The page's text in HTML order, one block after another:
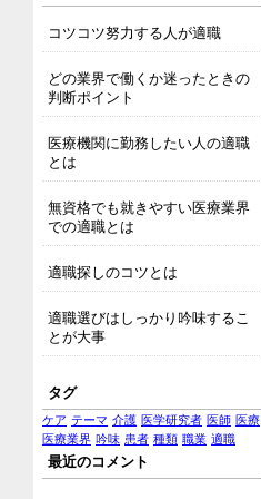
コツコツ努力する人が適職
どの業界で働くか迷ったときの
判断ポイント
医療機関に勤務したい人の適職
とは
無資格でも就きやすい医療業界
での適職とは
適職探しのコツとは
適職選びはしっかり吟味するこ
とが大事
タグ
ケア テーマ 介護 医学研究者 医師 医療
医療業界 吟味 患者 種類 職業 適職
最近のコメント